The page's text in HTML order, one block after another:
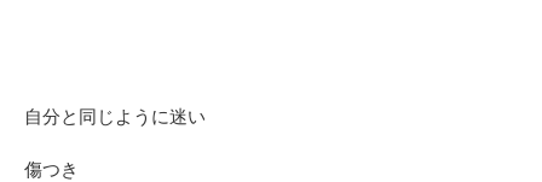
自分と同じように迷い
傷つき